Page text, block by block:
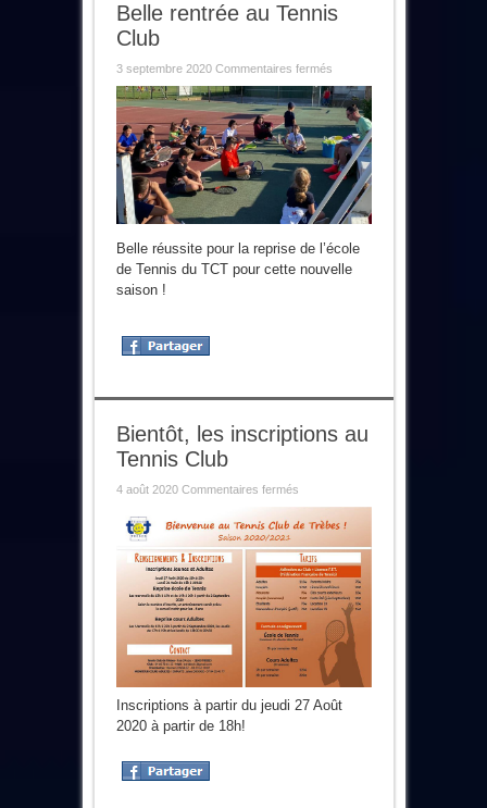
Belle rentrée au Tennis
Club
3 septembre 2020 Commentaires ferméssur
rentrée
au
Tennis
Club
Belle réussite pour la reprise de l’école
de Tennis du TCT pour cette nouvelle
saison !
Bientôt, les inscriptions au
Tennis Club
4 août 2020 Commentaires ferméssur
inscriptions
Tennis
Club
Inscriptions à partir du jeudi 27 Août
2020 à partir de 18h!